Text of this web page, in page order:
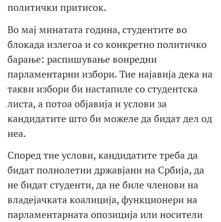
политички притисок.
Во мај минатата година, студентите во
блокада излегоа и со конкретно политичко
барање: распишување вонредни
парламентарни избори. Тие најавија дека на
такви избори би настапиле со студентска
листа, а потоа објавија и услови за
кандидатите што би можеле да бидат дел од
неа.
Според тие услови, кандидатите треба да
бидат полнолетни државјани на Србија, да
не бидат студенти, да не биле членови на
владејачката коалиција, функционери на
парламентарната опозиција или носители